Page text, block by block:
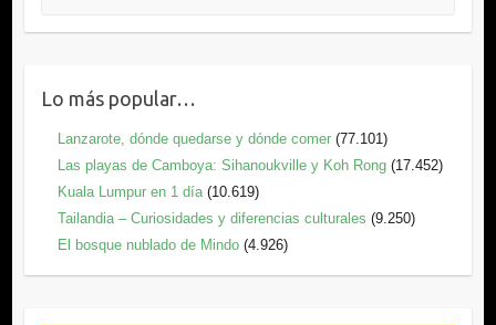
Lo más popular…
Lanzarote, dónde quedarse y dónde comer (77.101)
Las playas de Camboya: Sihanoukville y Koh Rong (17.452)
Kuala Lumpur en 1 día (10.619)
Tailandia – Curiosidades y diferencias culturales (9.250)
El bosque nublado de Mindo (4.926)